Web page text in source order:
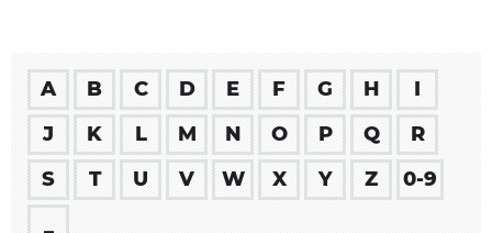
A B C D E F G H
I
J
K L M N O P Q
R
S
T U V W X Y Z
0-9